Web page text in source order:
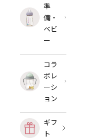
準
備・
ベビ
ー
コラ
ボレ
ーシ
ョン
ギフ
ト